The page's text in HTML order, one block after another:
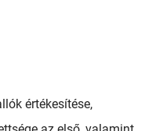
értékesítése,